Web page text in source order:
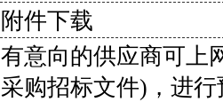
附件下载
有意向的供应商可上
采购招标文件)，进